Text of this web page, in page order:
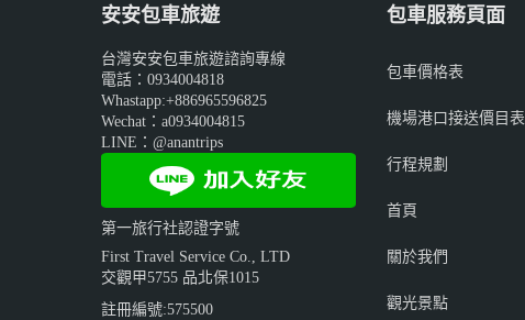
安安包車旅遊
台灣安安包車旅遊諮詢專線
電話：0934004818
Whastapp:+886965596825
Wechat：a0934004815
LINE：@anantrips
第一旅行社認證字號
First Travel Service Co., LTD
交觀甲5755 品北保1015
註冊編號:575500
包車服務頁面
包車價格表
機場港口接送價目表
行程規劃
首頁
關於我們
觀光景點